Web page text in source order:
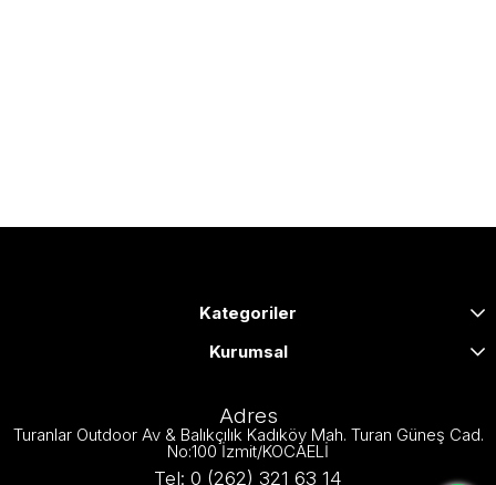
Kategoriler
Kurumsal
Adres
Turanlar Outdoor Av & Balıkçılık Kadıköy Mah. Turan Güneş Cad.
No:100 İzmit/KOCAELİ
Tel: 0 (262) 321 63 14